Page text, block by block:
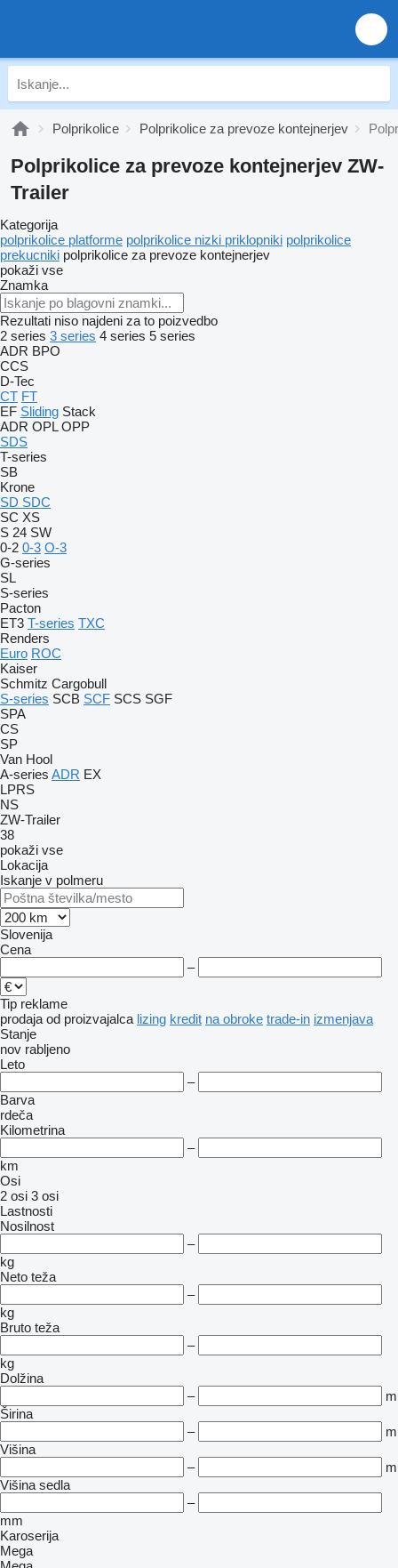
Polprikolice Polprikolice za prevoze kontejnerjev
Polprikolice za prevoze kontejnerjev ZW-
Trailer
Kategorija
polprikolice platforme polprikolice nizki priklopniki polprikolice
prekucniki polprikolice za prevoze kontejnerjev
pokaži vse
Znamka
Rezultati niso najdeni za to poizvedbo
2 series 3 series 4 series 5 series
ADR BPO
CCS
D-Tec
CT FT
EF Sliding Stack
ADR OPL OPP
SDS
T-series
SB
Krone
SD SDC
SC XS
S 24 SW
0-2 0-3 O-3
G-series
SL
S-series
Pacton
ET3 T-series TXC
Renders
Euro ROC
Kaiser
Schmitz Cargobull
S-series SCB SCF SCS SGF
SPA
CS
SP
Van Hool
A-series ADR EX
LPRS
NS
ZW-Trailer
38
pokaži vse
Lokacija
Iskanje v polmeru
Slovenija
Cena
–
Tip reklame
prodaja od proizvajalca lizing kredit na obroke trade-in izmenjava
Stanje
nov rabljeno
Leto
–
Barva
rdeča
Kilometrina
–
km
Osi
2 osi 3 osi
Lastnosti
Nosilnost
–
kg
Neto teža
–
kg
Bruto teža
–
kg
Dolžina
–
m
Širina
–
m
Višina
–
m
Višina sedla
–
mm
Karoserija
Mega